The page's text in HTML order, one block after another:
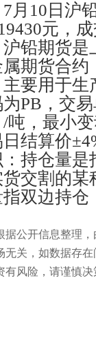
月10日沪
元，
铅期货是
期货合
要用于
PB，交
/吨，最小
结算价
持仓量
交割的
双边持
据公开信息整理，
无关，如数据存
风险，请谨慎决